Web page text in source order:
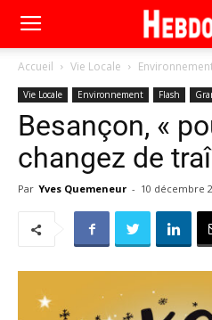
Accueil Vie Locale
Vie Locale Environnement Flash
Besançon, «
changez de
Par Yves Quemeneur - 10 décembre